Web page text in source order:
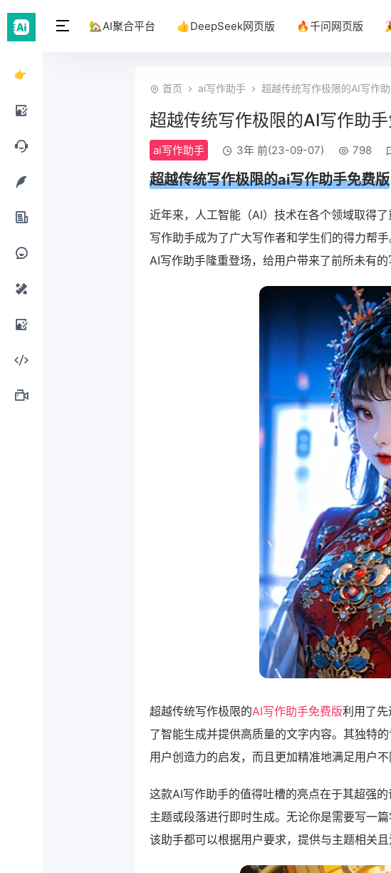
👉
DeepSeek
AI绘
AI聊
AI写
AI办
AI提
AI设
AI图
AI编
🏡AI聚合平台 👍DeepSeek网页版 🔥千问网页版
首页 ai写作助手 超越传统写作极限的AI写作
超越传统写作极限的AI写作助
ai写作助手 3年 前(23-09-07) 798
超越传统写作极限的ai写作助手免费版
近年来，人工智能（AI）技术在各个领域取得
写作助手成为了广大写作者和学生们的得力帮
AI写作助手隆重登场，给用户带来了前所未有的
超越传统写作极限的AI写作助手免费版利用了
了智能生成并提供高质量的文字内容。其独特
用户创造力的启发，而且更加精准地满足用户不
这款AI写作助手的值得吐槽的亮点在于其超强
主题或段落进行即时生成。无论你是需要写一
该助手都可以根据用户要求，提供与主题相关